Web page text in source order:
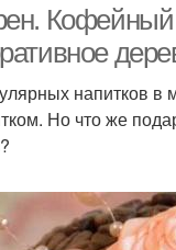
Кофейный
напитков
Но что же